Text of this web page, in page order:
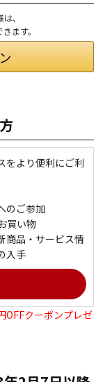
、
ます。
をより便利にご利
のご参加
買い物
商品・サービス情
入手
OFFクーポンプレゼ